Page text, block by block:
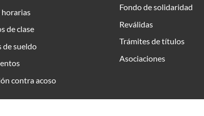
horarias
de clase
de sueldo
contra acoso
Fondo de solidaridad
Reválidas
Trámites de títulos
Asociaciones